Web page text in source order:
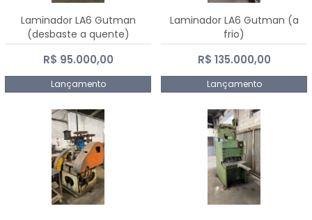
Laminador LA6 Gutman
(desbaste a quente)
R$ 95.000,00
Lançamento
Laminador LA6 Gutman (a
frio)
R$ 135.000,00
Lançamento